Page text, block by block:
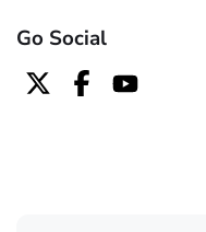
Go Social